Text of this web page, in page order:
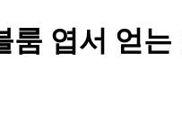
룸 엽서 얻